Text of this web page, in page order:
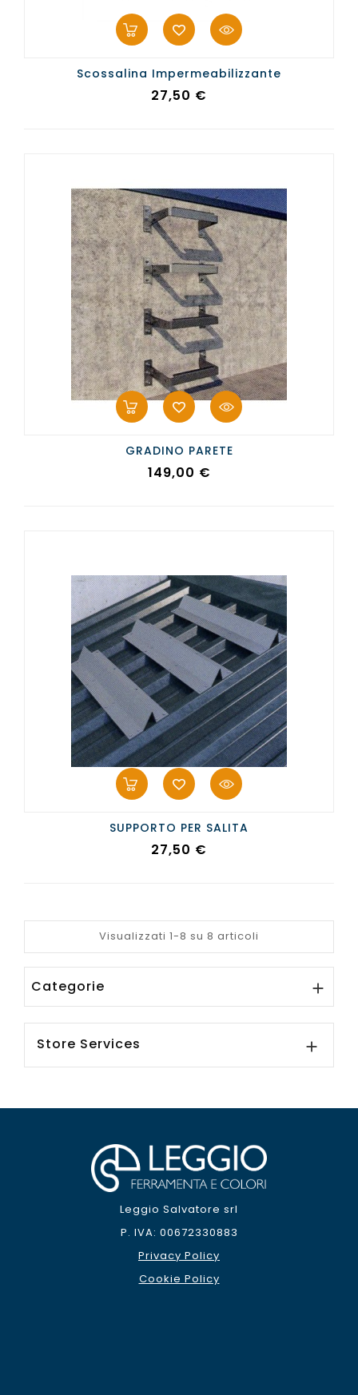
Scossalina Impermeabilizzante
Prezzo
27,50 €
GRADINO PARETE
Prezzo
149,00 €
SUPPORTO PER SALITA
Prezzo
27,50 €
Visualizzati 1-8 su 8 articoli
Categorie 
Store Services 
Leggio Salvatore srl
P. IVA: 00672330883
Privacy Policy
Cookie Policy